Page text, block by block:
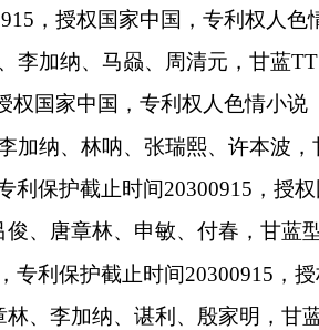
，授权国家中国，专利权人色
李加纳、马赑、周清元，甘蓝
权国家中国，专利权人色情小说
加纳、林呐、张瑞熙、许本波，
利保护截止时间20300915 ，授
、唐章林、申敏、付春，甘蓝
，专利保护截止时间20300915 ，
、李加纳、谌利、殷家明，甘